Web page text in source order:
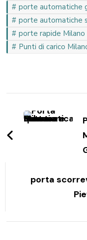
porte automatiche
porte automatiche
porte rapide Milano
Punti di carico
articoli
porta